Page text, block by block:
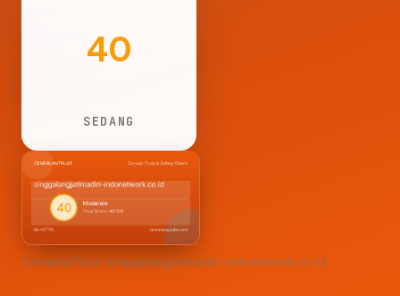
40
SEDANG
CemerlanTrust · singgalangjatimadiri-indonetwork.co.id